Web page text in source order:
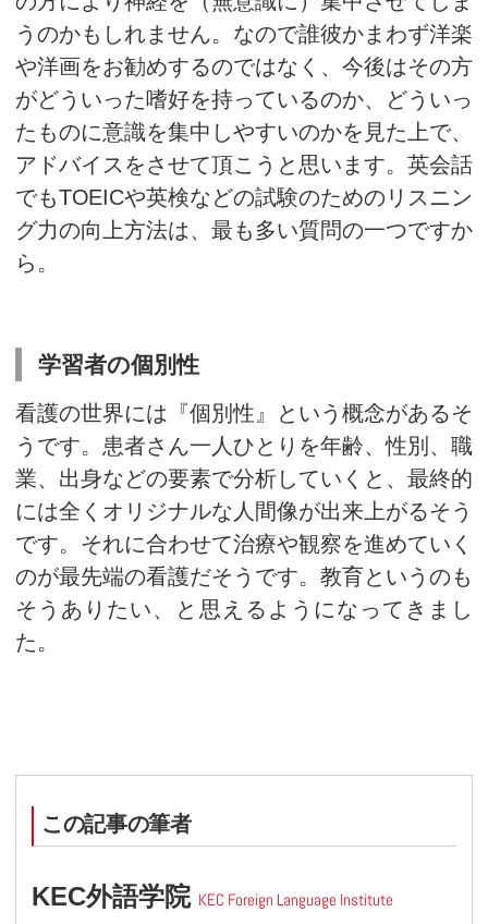
紹介しましょう。
きっかけはとあるミュージシャ
でした。「先生は歌詞を聞いて
は音を聴いています」という一
られました。その方はplayerで
ので職業柄、歌を聞いても音を
いうことです。
洋画は万人向きというわけ
私は洋楽や洋画を観ると、だい
うのかもしれません。なので誰
や洋画をお勧めするのではなく
たものに意識を集中しやすいの